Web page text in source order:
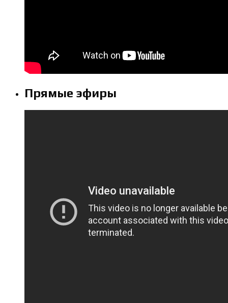
Прямые эфиры